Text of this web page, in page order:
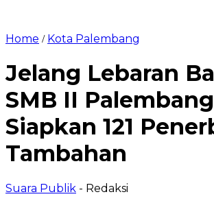
Home / Kota Palembang
Jelang Lebaran
SMB II Palembang
Siapkan 121
Tambahan
Suara Publik - Redaksi